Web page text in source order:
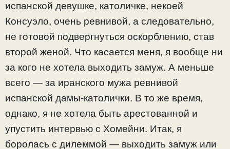
испанской девушке, католичке, некоей
Консуэло, очень ревнивой, а следовательно,
не готовой подвергнуться оскорблению, став
второй женой. Что касается меня, я вообще ни
за кого не хотела выходить замуж. А меньше
всего — за иранского мужа ревнивой
испанской дамы-католички. В то же время,
однако, я не хотела быть арестованной и
упустить интервью с Хомейни. Итак, я
боролась с дилеммой — выходить замуж или